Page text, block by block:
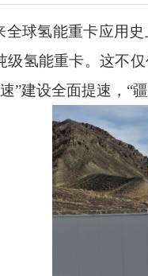
全球氢能重卡应用
级氢能重卡。这不
”建设全面提速， “